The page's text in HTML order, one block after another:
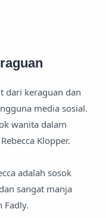
dari keraguan dan
media sosial.
wanita dalam
Klopper.
adalah sosok
sangat manja
Fadly.